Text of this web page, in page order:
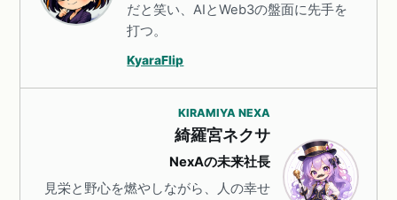
だと笑い、AIとWeb3の盤面に先手を
打つ。
KyaraFlip
KIRAMIYA NEXA
綺羅宮ネクサ
NexAの未来社長
見栄と野心を燃やしながら、人の幸せ